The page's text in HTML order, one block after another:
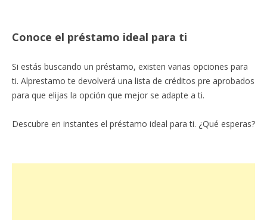
Conoce el préstamo ideal para ti
Si estás buscando un préstamo, existen varias opciones para
ti. Alprestamo te devolverá una lista de créditos pre aprobados
para que elijas la opción que mejor se adapte a ti.
Descubre en instantes el préstamo ideal para ti. ¿Qué esperas?